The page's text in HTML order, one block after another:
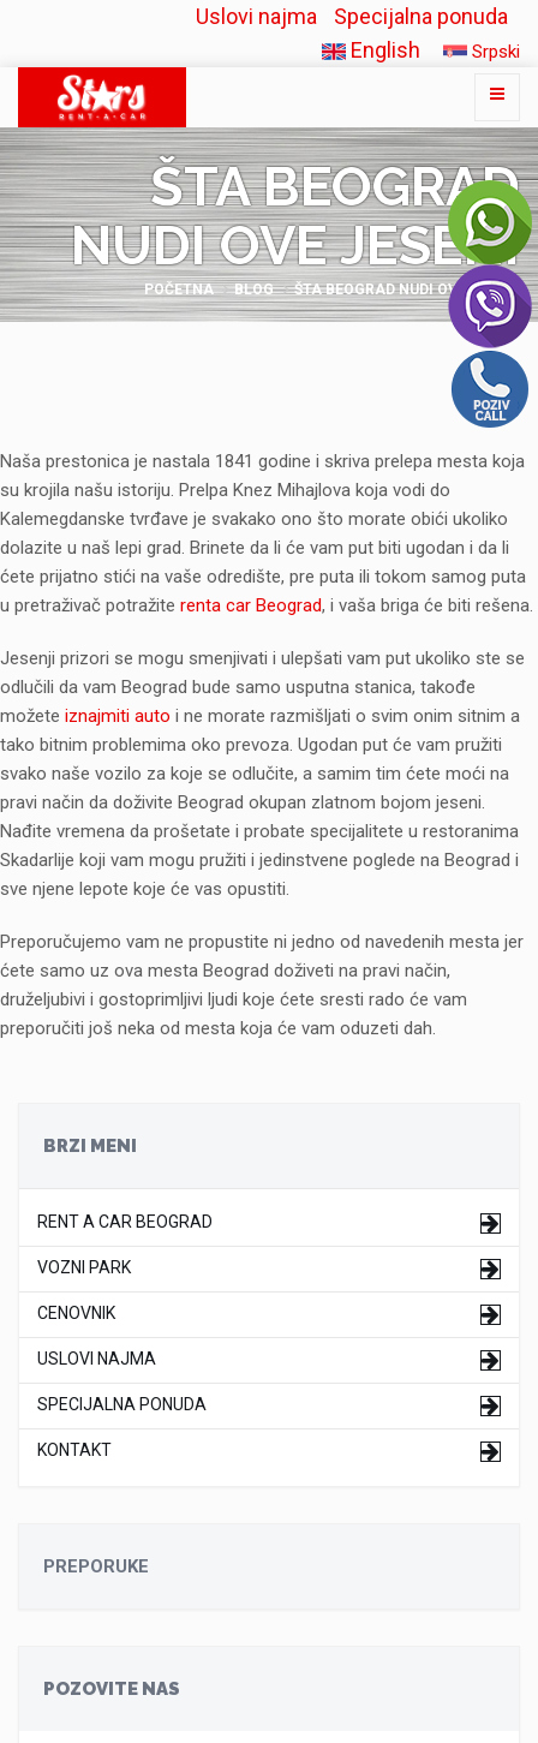
Uslovi najma
Specijalna ponuda
English
Srpski
ŠTA BEOGRAD
NUDI OVE JESENI
POČETNA BLOG ŠTA BEOGRAD NUDI OVE JESENI
Naša prestonica je nastala 1841 godine i skriva prelepa mesta koja
su krojila našu istoriju. Prelpa Knez Mihajlova koja vodi do
Kalemegdanske tvrđave je svakako ono što morate obići ukoliko
dolazite u naš lepi grad. Brinete da li će vam put biti ugodan i da li
ćete prijatno stići na vaše odredište, pre puta ili tokom samog puta
u pretraživač potražite renta car Beograd, i vaša briga će biti rešena.
Jesenji prizori se mogu smenjivati i ulepšati vam put ukoliko ste se
odlučili da vam Beograd bude samo usputna stanica, takođe
možete iznajmiti auto i ne morate razmišljati o svim onim sitnim a
tako bitnim problemima oko prevoza. Ugodan put će vam pružiti
svako naše vozilo za koje se odlučite, a samim tim ćete moći na
pravi način da doživite Beograd okupan zlatnom bojom jeseni.
Nađite vremena da prošetate i probate specijalitete u restoranima
Skadarlije koji vam mogu pružiti i jedinstvene poglede na Beograd i
sve njene lepote koje će vas opustiti.
Preporučujemo vam ne propustite ni jedno od navedenih mesta jer
ćete samo uz ova mesta Beograd doživeti na pravi način,
druželjubivi i gostoprimljivi ljudi koje ćete sresti rado će vam
preporučiti još neka od mesta koja će vam oduzeti dah.
BRZI MENI
RENT A CAR BEOGRAD
VOZNI PARK
CENOVNIK
USLOVI NAJMA
SPECIJALNA PONUDA
KONTAKT
PREPORUKE
POZOVITE NAS